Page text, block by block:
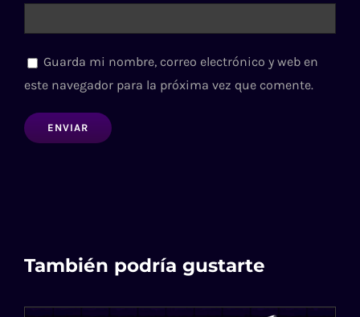
Guarda mi nombre, correo electrónico y web en
este navegador para la próxima vez que comente.
También podría gustarte